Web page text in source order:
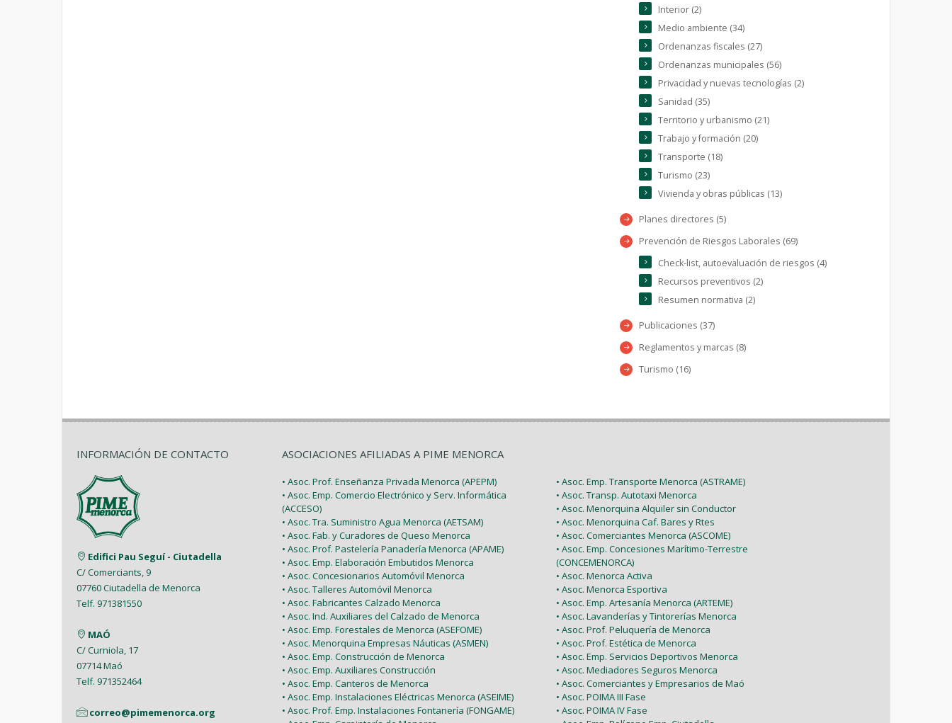
Interior (2)
Medio ambiente (34)
Ordenanzas fiscales (27)
Ordenanzas municipales (56)
Privacidad y nuevas tecnologías (2)
Sanidad (35)
Territorio y urbanismo (21)
Trabajo y formación (20)
Transporte (18)
Turismo (23)
Vivienda y obras públicas (13)
Planes directores (5)
Prevención de Riesgos Laborales (69)
Check-list, autoevaluación de riesgos (4)
Recursos preventivos (2)
Resumen normativa (2)
Publicaciones (37)
Reglamentos y marcas (8)
Turismo (16)
INFORMACIÓN DE CONTACTO
Edifici Pau Seguí - Ciutadella
C/ Comerciants, 9
07760 Ciutadella de Menorca
Telf. 971381550
MAÓ
C/ Curniola, 17
07714 Maó
Telf. 971352464
correo@pimemenorca.org
ASOCIACIONES AFILIADAS A PIME MENORCA
• Asoc. Prof. Enseñanza Privada Menorca (APEPM)
• Asoc. Emp. Comercio Electrónico y Serv. Informática
(ACCESO)
• Asoc. Tra. Suministro Agua Menorca (AETSAM)
• Asoc. Fab. y Curadores de Queso Menorca
• Asoc. Prof. Pastelería Panadería Menorca (APAME)
• Asoc. Emp. Elaboración Embutidos Menorca
• Asoc. Concesionarios Automóvil Menorca
• Asoc. Talleres Automóvil Menorca
• Asoc. Fabricantes Calzado Menorca
• Asoc. Ind. Auxiliares del Calzado de Menorca
• Asoc. Emp. Forestales de Menorca (ASEFOME)
• Asoc. Menorquina Empresas Náuticas (ASMEN)
• Asoc. Emp. Construcción de Menorca
• Asoc. Emp. Auxiliares Construcción
• Asoc. Emp. Canteros de Menorca
• Asoc. Emp. Instalaciones Eléctricas Menorca (ASEIME)
• Asoc. Prof. Emp. Instalaciones Fontanería (FONGAME)
• Asoc. Emp. Transporte Menorca (ASTRAME)
• Asoc. Transp. Autotaxi Menorca
• Asoc. Menorquina Alquiler sin Conductor
• Asoc. Menorquina Caf. Bares y Rtes
• Asoc. Comerciantes Menorca (ASCOME)
• Asoc. Emp. Concesiones Marítimo-Terrestre
(CONCEMENORCA)
• Asoc. Menorca Activa
• Asoc. Menorca Esportiva
• Asoc. Emp. Artesanía Menorca (ARTEME)
• Asoc. Lavanderías y Tintorerías Menorca
• Asoc. Prof. Peluquería de Menorca
• Asoc. Prof. Estética de Menorca
• Asoc. Emp. Servicios Deportivos Menorca
• Asoc. Mediadores Seguros Menorca
• Asoc. Comerciantes y Empresarios de Maó
• Asoc. POIMA III Fase
• Asoc. POIMA IV Fase